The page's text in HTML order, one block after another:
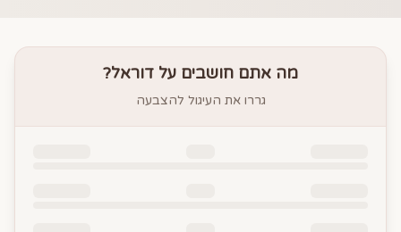
מה אתם חושבים על דוראל?
גררו את העיגול להצבעה